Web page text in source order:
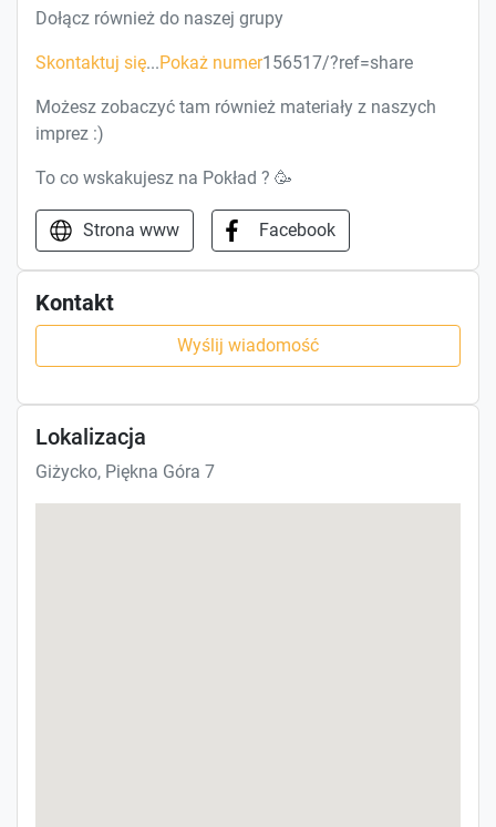
Dołącz również do naszej grupy
Skontaktuj się...Pokaż numer156517/?ref=share
Możesz zobaczyć tam również materiały z naszych
imprez :)
To co wskakujesz na Pokład ? 🥳
Strona www Facebook
Kontakt
Wyślij wiadomość
Lokalizacja
Giżycko, Piękna Góra 7